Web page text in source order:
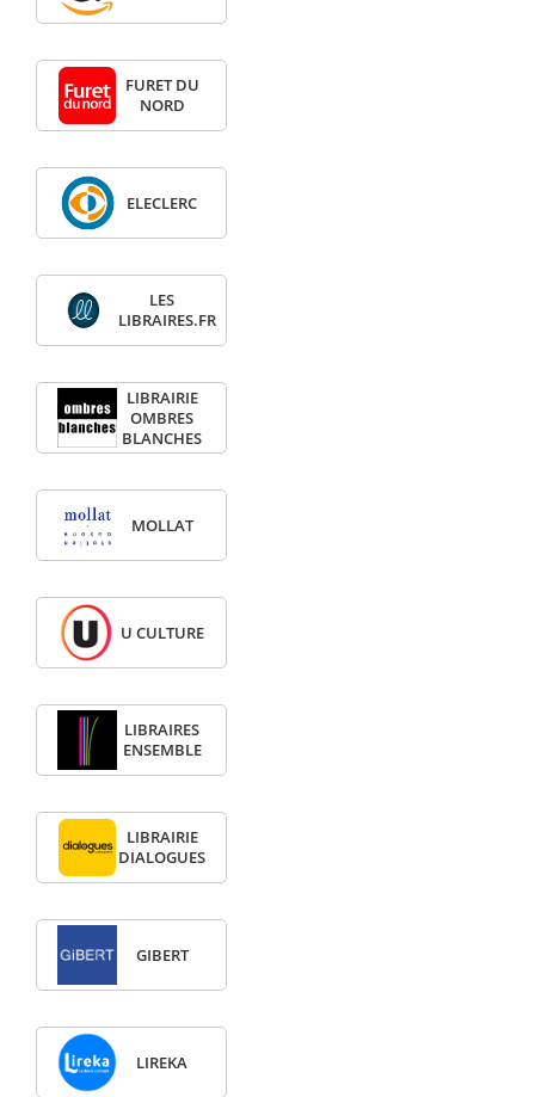
FURET DU
NORD
ELECLERC
LES
LIBRAIRES.FR
LIBRAIRIE
OMBRES
BLANCHES
MOLLAT
U CULTURE
LIBRAIRES
ENSEMBLE
LIBRAIRIE
DIALOGUES
GIBERT
LIREKA